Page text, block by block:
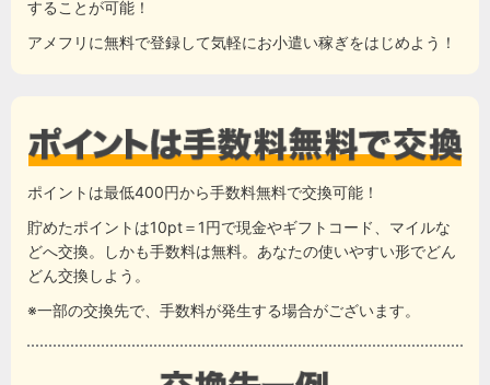
することが可能！
アメフリに無料で登録して気軽にお小遣い稼ぎをはじめよう！
ポイントは最低400円から手数料無料で交換可能！
貯めたポイントは10pt＝1円で現金やギフトコード、マイルな
どへ交換。しかも手数料は無料。あなたの使いやすい形でどん
どん交換しよう。
※一部の交換先で、手数料が発生する場合がございます。